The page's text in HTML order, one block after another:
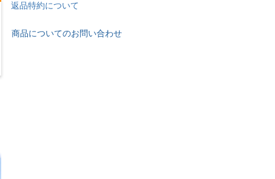
返品特約について
商品についてのお問い合わせ